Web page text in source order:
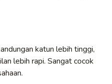
katun lebih tinggi,
lebih rapi. Sangat cocok